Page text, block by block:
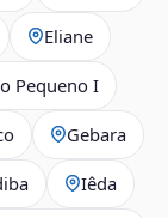
Eliane
Pequeno I
Gebara
Iêda